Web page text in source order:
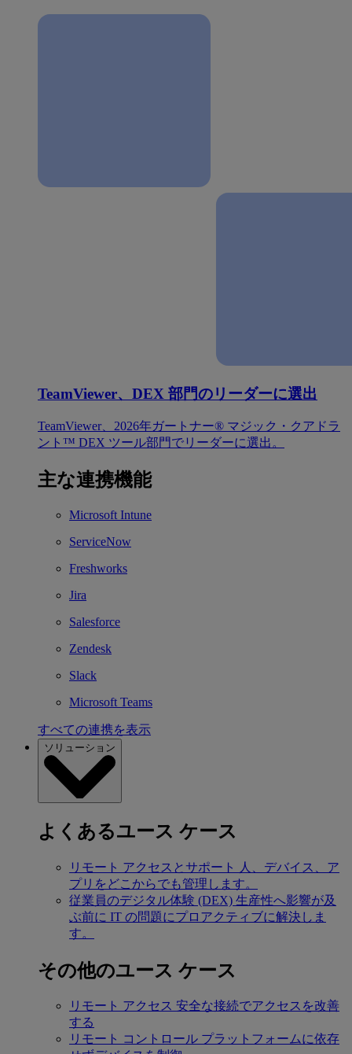
TeamViewer、DEX 部門のリーダーに選出
TeamViewer、2026年ガートナー® マジック・クアドラ
ント™ DEX ツール部門でリーダーに選出。
主な連携機能
Microsoft Intune
ServiceNow
Freshworks
Jira
Salesforce
Zendesk
Slack
Microsoft Teams
すべての連携を表示
ソリューション
よくあるユース ケース
リモート アクセスとサポート
人、デバイス、ア
プリをどこからでも管理します。
従業員のデジタル体験 (DEX) 生産性へ影響が及
ぶ前に IT の問題にプロアクティブに解決しま
す。
その他のユース ケース
リモート アクセス 安全な接続でアクセスを改善
する
リモート コントロール プラットフォームに依存